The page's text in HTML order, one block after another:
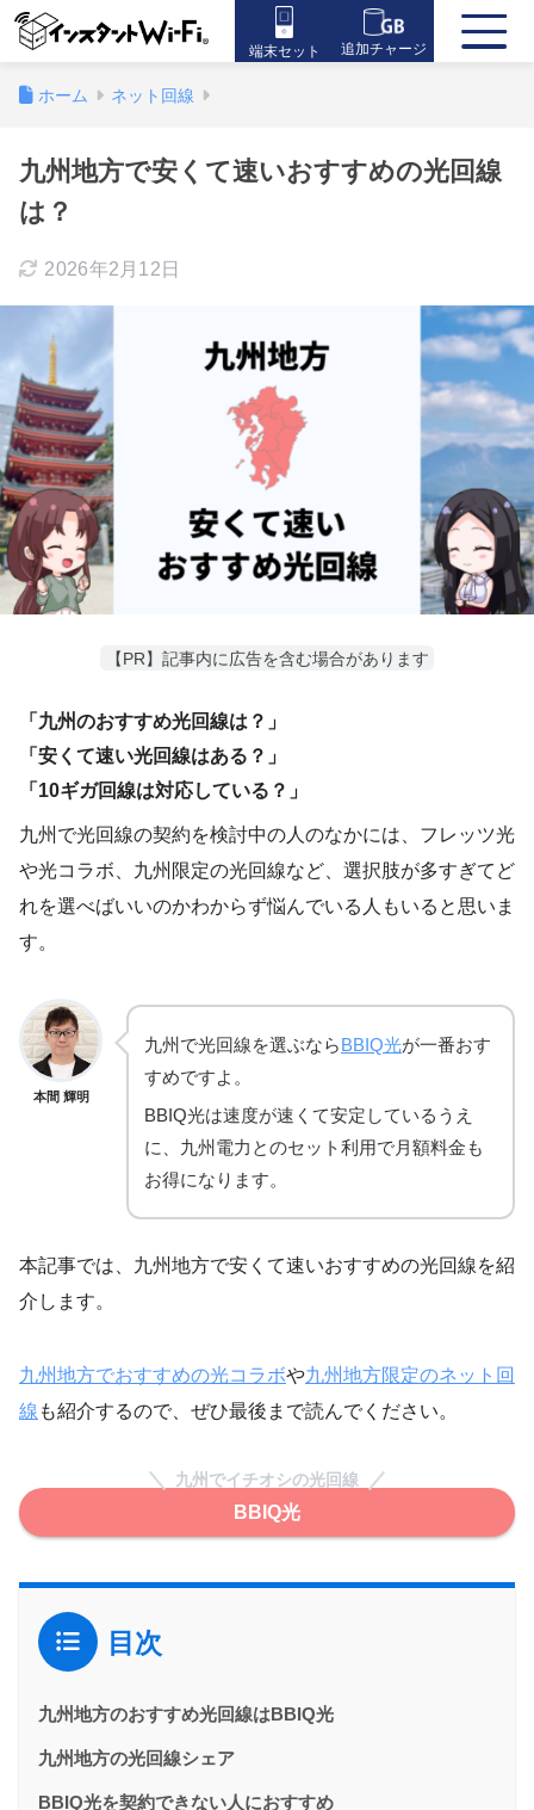
端末セット 追加チャージ
ホーム ネット回線
九州地方で安くて速いおすすめの光回線
は？
2026年2月12日
【PR】記事内に広告を含む場合があります
「九州のおすすめ光回線は？」
「安くて速い光回線はある？」
「10ギガ回線は対応している？」
九州で光回線の契約を検討中の人のなかには、フレッツ光
や光コラボ、九州限定の光回線など、選択肢が多すぎてど
れを選べばいいのかわからず悩んでいる人もいると思いま
す。
本間 輝明
九州で光回線を選ぶならBBIQ光が一番おす
すめですよ。
BBIQ光は速度が速くて安定しているうえ
に、九州電力とのセット利用で月額料金も
お得になります。
本記事では、九州地方で安くて速いおすすめの光回線を紹
介します。
九州地方でおすすめの光コラボや九州地方限定のネット回
線 も紹介するので、ぜひ最後まで読んでください。
九州でイチオシの光回線
BBIQ光
目次
九州地方のおすすめ光回線はBBIQ光
九州地方の光回線シェア
BBIQ光を契約できない人におすすめ